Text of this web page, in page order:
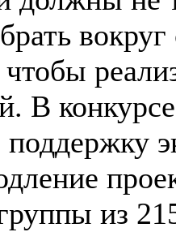
В
поддержку
из